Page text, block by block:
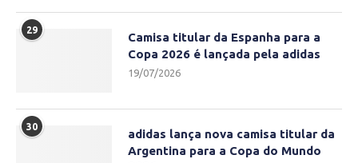
29
Camisa titular da Espanha para a
Copa 2026 é lançada pela adidas
19/07/2026
30
adidas lança nova camisa titular da
Argentina para a Copa do Mundo